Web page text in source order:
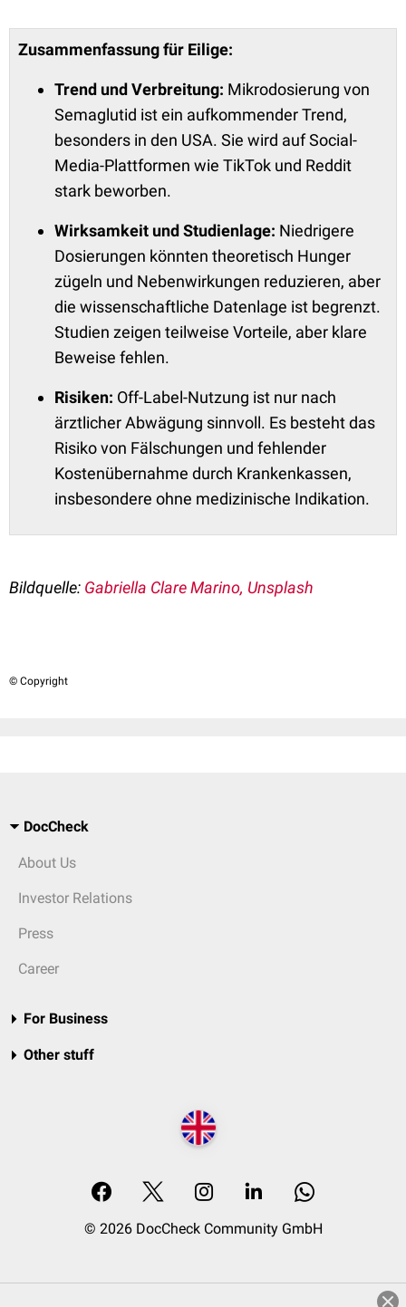
Zusammenfassung für Eilige:
Trend und Verbreitung: Mikrodosierung von
Semaglutid ist ein aufkommender Trend,
besonders in den USA. Sie wird auf Social-
Media-Plattformen wie TikTok und Reddit
stark beworben.
Wirksamkeit und Studienlage: Niedrigere
Dosierungen könnten theoretisch Hunger
zügeln und Nebenwirkungen reduzieren, aber
die wissenschaftliche Datenlage ist begrenzt.
Studien zeigen teilweise Vorteile, aber klare
Beweise fehlen.
Risiken: Off-Label-Nutzung ist nur nach
ärztlicher Abwägung sinnvoll. Es besteht das
Risiko von Fälschungen und fehlender
Kostenübernahme durch Krankenkassen,
insbesondere ohne medizinische Indikation.
Bildquelle: Gabriella Clare Marino, Unsplash
© Copyright
DocCheck
About Us
Investor Relations
Press
Career
For Business
Other stuff
© 2026 DocCheck Community GmbH